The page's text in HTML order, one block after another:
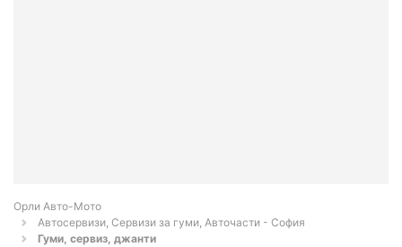
Орли Aвто-Mото
Автосервизи, Сервизи за гуми, Авточасти - София
Гуми, сервиз, джанти